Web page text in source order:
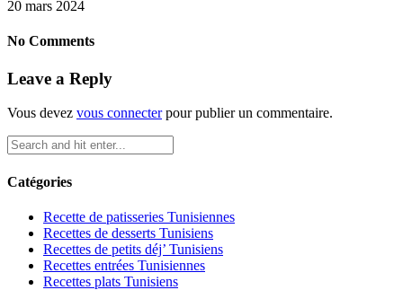
20 mars 2024
No Comments
Leave a Reply
Vous devez vous connecterpour publier un commentaire.
Catégories
Recette de patisseries Tunisiennes
Recettes de desserts Tunisiens
Recettes de petits déj’ Tunisiens
Recettes entrées Tunisiennes
Recettes plats Tunisiens